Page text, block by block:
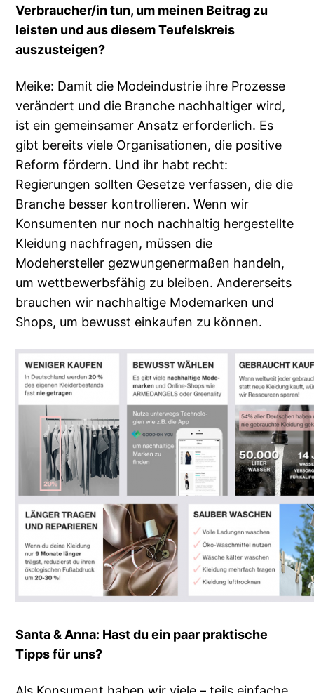
Verbraucher/in tun, um meinen Beitrag zu
leisten und aus diesem Teufelskreis
auszusteigen?
Meike: Damit die Modeindustrie ihre Prozesse
verändert und die Branche nachhaltiger wird,
ist ein gemeinsamer Ansatz erforderlich. Es
gibt bereits viele Organisationen, die positive
Reform fördern. Und ihr habt recht:
Regierungen sollten Gesetze verfassen, die die
Branche besser kontrollieren. Wenn wir
Konsumenten nur noch nachhaltig hergestellte
Kleidung nachfragen, müssen die
Modehersteller gezwungenermaßen handeln,
um wettbewerbsfähig zu bleiben. Andererseits
brauchen wir nachhaltige Modemarken und
Shops, um bewusst einkaufen zu können.
Santa & Anna: Hast du ein paar praktische
Tipps für uns?